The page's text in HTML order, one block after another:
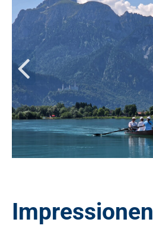
Impressionen